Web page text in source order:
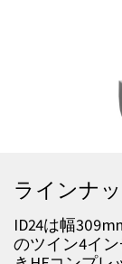
ラインナ
ID24は幅
のツイン4イ